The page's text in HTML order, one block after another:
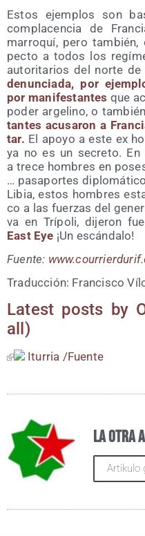
Estos ejem­plos son
com­pla­cen­cia de
marro­quí, pero
pec­to a todos los
auto­ri­ta­rios del nor­te
denun­cia­da, por
por mani­fes­tan­tes que
poder arge­lino, o
tan­tes acu­sa­ron a
tar. El apo­yo a este ex
ya no es un secre­to.
a tre­ce hom­bres en
… pasa­por­tes
Libia, estos hom­bres
co a las fuer­zas del
va en Trí­po­li, dije­ron
East Eye ¡Un escándalo!
Fuen­te:
Tra­duc­ción: Fran­cis­co
Latest posts by
all )
Itu­rria /​Fuen­te
La otra
Artikulo